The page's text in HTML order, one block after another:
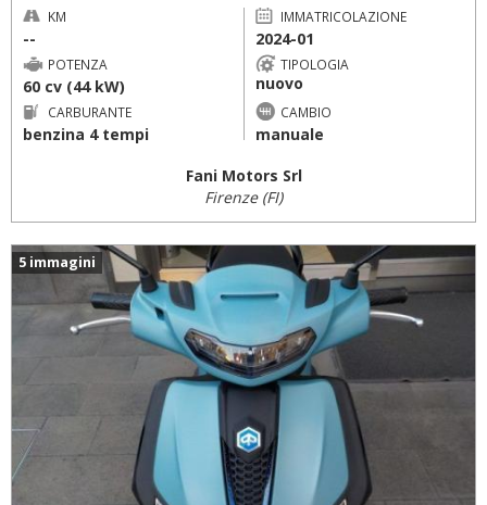
KM
--
IMMATRICOLAZIONE
2024-01
POTENZA
60 cv (44 kW)
TIPOLOGIA
nuovo
CARBURANTE
benzina 4 tempi
CAMBIO
manuale
Fani Motors Srl
Firenze (FI)
5 immagini